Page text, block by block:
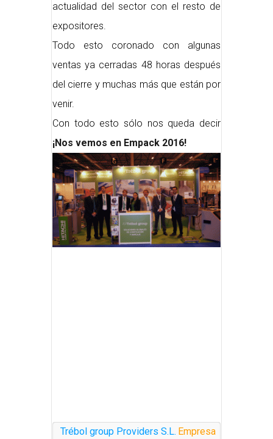
actualidad del sector con el resto de
expositores.
Todo esto coronado con algunas
ventas ya cerradas 48 horas después
del cierre y muchas más que están por
venir.
Con todo esto sólo nos queda decir
¡Nos vemos en Empack 2016!
Empresa
Trébol group Providers S.L.